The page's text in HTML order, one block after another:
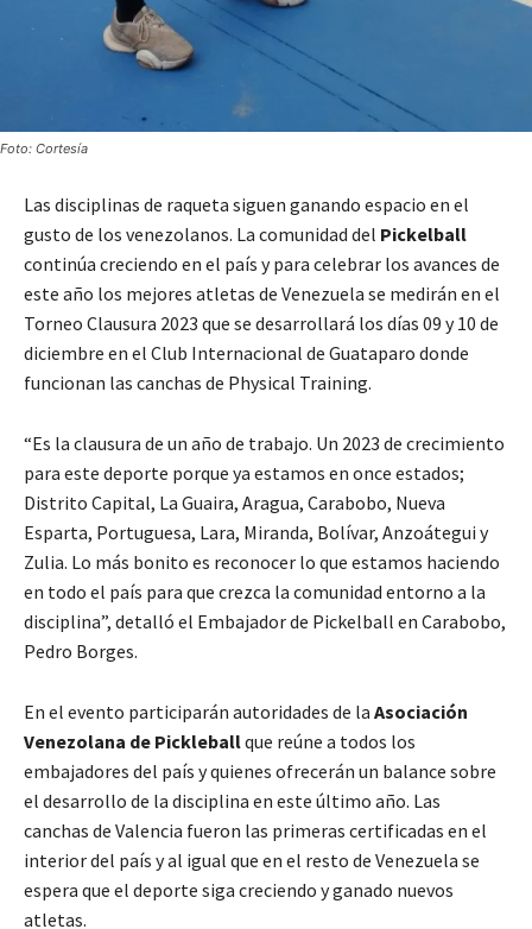
Foto: Cortesía
Las disciplinas de raqueta siguen ganando espacio en el
gusto de los venezolanos. La comunidad del Pickelball
continúa creciendo en el país y para celebrar los avances de
este año los mejores atletas de Venezuela se medirán en el
Torneo Clausura 2023 que se desarrollará los días 09 y 10 de
diciembre en el Club Internacional de Guataparo donde
funcionan las canchas de Physical Training.
“Es la clausura de un año de trabajo. Un 2023 de crecimiento
para este deporte porque ya estamos en once estados;
Distrito Capital, La Guaira, Aragua, Carabobo, Nueva
Esparta, Portuguesa, Lara, Miranda, Bolívar, Anzoátegui y
Zulia. Lo más bonito es reconocer lo que estamos haciendo
en todo el país para que crezca la comunidad entorno a la
disciplina”, detalló el Embajador de Pickelball en Carabobo,
Pedro Borges.
En el evento participarán autoridades de la Asociación
Venezolana de Pickleballque reúne a todos los
embajadores del país y quienes ofrecerán un balance sobre
el desarrollo de la disciplina en este último año. Las
canchas de Valencia fueron las primeras certificadas en el
interior del país y al igual que en el resto de Venezuela se
espera que el deporte siga creciendo y ganado nuevos
atletas.